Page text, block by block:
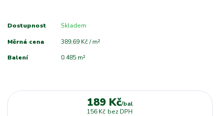
Dostupnost Skladem
Měrná cena 389,69 Kč / m²
Balení 0.485 m²
189 Kč/bal
156 Kč bez DPH